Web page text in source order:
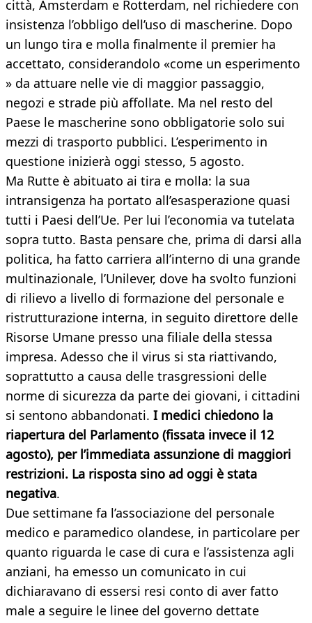
città, Amsterdam e Rotterdam, nel richiedere con
insistenza l’obbligo dell’uso di mascherine. Dopo
un lungo tira e molla finalmente il premier ha
accettato, considerandolo «come un esperimento
» da attuare nelle vie di maggior passaggio,
negozi e strade più affollate. Ma nel resto del
Paese le mascherine sono obbligatorie solo sui
mezzi di trasporto pubblici. L’esperimento in
questione inizierà oggi stesso, 5 agosto.
Ma Rutte è abituato ai tira e molla: la sua
intransigenza ha portato all’esasperazione quasi
tutti i Paesi dell’Ue. Per lui l’economia va tutelata
sopra tutto. Basta pensare che, prima di darsi alla
politica, ha fatto carriera all’interno di una grande
multinazionale, l’Unilever, dove ha svolto funzioni
di rilievo a livello di formazione del personale e
ristrutturazione interna, in seguito direttore delle
Risorse Umane presso una filiale della stessa
impresa. Adesso che il virus si sta riattivando,
soprattutto a causa delle trasgressioni delle
norme di sicurezza da parte dei giovani, i cittadini
si sentono abbandonati. I medici chiedono la
riapertura del Parlamento (fissata invece il 12
agosto), per l’immediata assunzione di maggiori
restrizioni. La risposta sino ad oggi è stata
negativa.
Due settimane fa l’associazione del personale
medico e paramedico olandese, in particolare per
quanto riguarda le case di cura e l’assistenza agli
anziani, ha emesso un comunicato in cui
dichiaravano di essersi resi conto di aver fatto
male a seguire le linee del governo dettate